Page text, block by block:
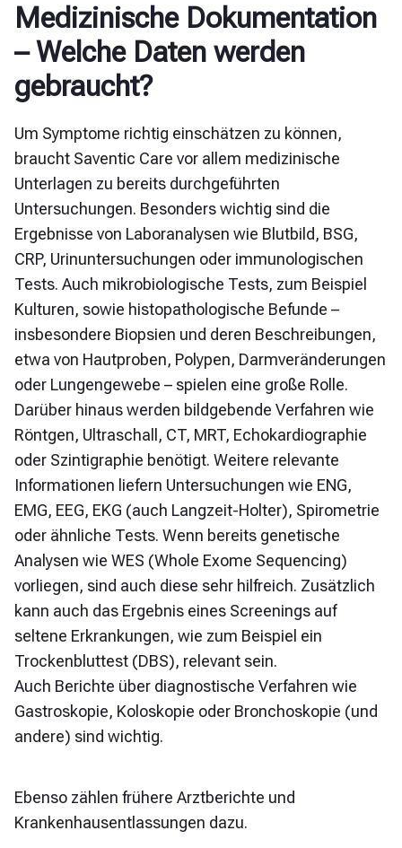
Medizinische Dokumentation
– Welche Daten werden
gebraucht?
Um Symptome richtig einschätzen zu können,
braucht Saventic Care vor allem medizinische
Unterlagen zu bereits durchgeführten
Untersuchungen. Besonders wichtig sind die
Ergebnisse von Laboranalysen wie Blutbild, BSG,
CRP, Urinuntersuchungen oder immunologischen
Tests. Auch mikrobiologische Tests, zum Beispiel
Kulturen, sowie histopathologische Befunde –
insbesondere Biopsien und deren Beschreibungen,
etwa von Hautproben, Polypen, Darmveränderungen
oder Lungengewebe – spielen eine große Rolle.
Darüber hinaus werden bildgebende Verfahren wie
Röntgen, Ultraschall, CT, MRT, Echokardiographie
oder Szintigraphie benötigt. Weitere relevante
Informationen liefern Untersuchungen wie ENG,
EMG, EEG, EKG (auch Langzeit-Holter), Spirometrie
oder ähnliche Tests. Wenn bereits genetische
Analysen wie WES (Whole Exome Sequencing)
vorliegen, sind auch diese sehr hilfreich. Zusätzlich
kann auch das Ergebnis eines Screenings auf
seltene Erkrankungen, wie zum Beispiel ein
Trockenbluttest (DBS), relevant sein.
Auch Berichte über diagnostische Verfahren wie
Gastroskopie, Koloskopie oder Bronchoskopie (und
andere) sind wichtig.
Ebenso zählen frühere Arztberichte und
Krankenhausentlassungen dazu.